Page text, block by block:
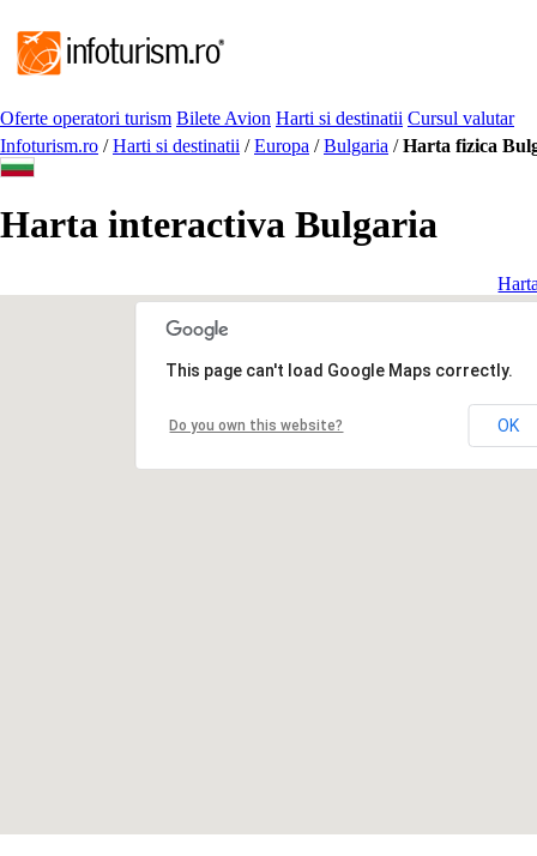
Oferte operatori turism Bilete Avion Harti si destinatii Cursul valutar
Infoturism.ro /Harti si destinatii /Europa /Bulgaria /Harta fizica
Harta interactiva Bulgaria
This page can't load Google Maps correctly.
Do you own this website? OK